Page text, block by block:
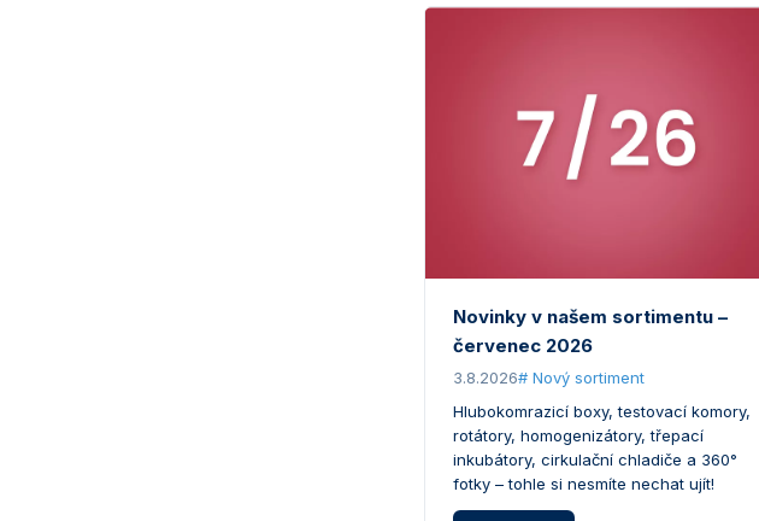
Novinky v našem sortimentu –
červenec 2026
3.8.2026# Nový sortiment
Hlubokomrazicí boxy, testovací komory,
rotátory, homogenizátory, třepací
inkubátory, cirkulační chladiče a 360°
fotky – tohle si nesmíte nechat ujít!